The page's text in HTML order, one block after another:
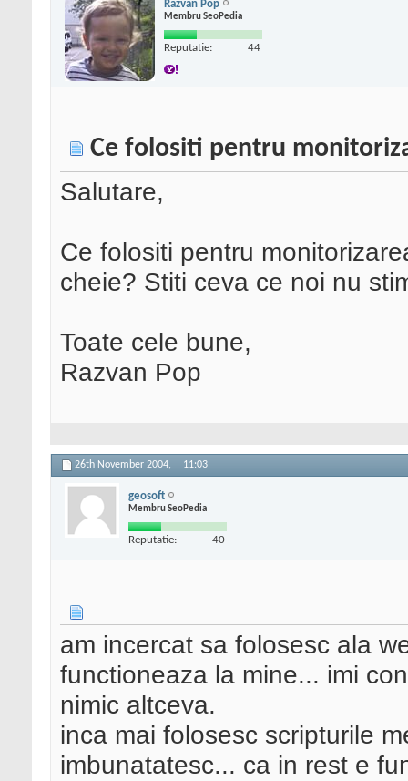
Razvan Pop
Membru SeoPedia
Reputatie: 44
Ce folositi pentru
Salutare,
Ce folositi pentru
cheie? Stiti ceva ce noi nu
Toate cele bune,
Razvan Pop
26th November 2004, 11:03
geosoft
Membru SeoPedia
Reputatie: 40
am incercat sa folosesc ala
functioneaza la mine... imi
nimic altceva.
inca mai folosesc scripturile
imbunatatesc... ca in rest e